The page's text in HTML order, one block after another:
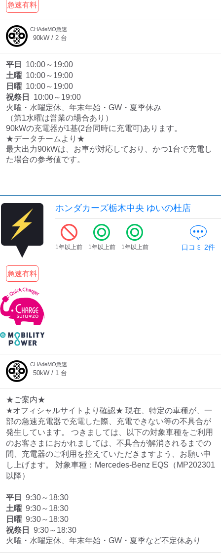
急速有料
CHAdeMO急速
90kW / 2 台
平日
10:00～19:00
土曜 10:00～19:00
日曜 10:00～19:00
祝祭日
10:00～19:00
火曜・水曜定休、年末年始・GW・夏季休み
（第1水曜は営業の場合あり）
90kWの充電器が1基(2台同時に充電可)あります。
★データチームより★
最大出力90kWは、お車が対応しており、かつ1台で充電し
た場合の参考値です。
ホンダカーズ栃木中央 ゆいの杜店
急速有料
1年以上前 1年以上前 1年以上前 口コミ 2件
CHAdeMO急速
50kW / 1 台
★ご案内★
★オフィシャルサイトより確認★ 現在、特定の車種が、一
部の急速充電器で充電した際、充電できない等の不具合が
発生しています。 つきましては、以下の対象車種をご利用
のお客さまにおかれましては、不具合が解消されるまでの
間、充電器のご利用を控えていただきますよう、お願い申
し上げます。 対象車種：Mercedes-Benz EQS（MP202301
以降）
平日
9:30～18:30
土曜 9:30～18:30
日曜 9:30～18:30
祝祭日
9:30～18:30
火曜・水曜定休、年末年始・GW・夏季など不定休あり